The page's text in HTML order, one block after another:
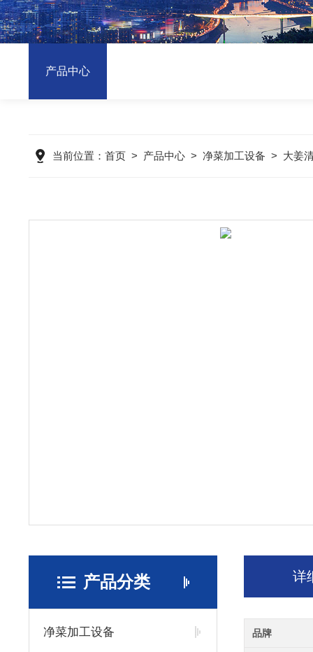
产品中心
当前位置： 首页> 产品中心> 净菜加工设备 > 大姜
产品分类
净菜加工设备
详
品牌